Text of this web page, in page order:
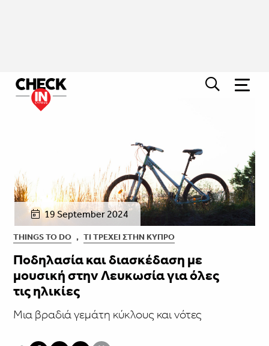
19 September 2024
THINGS TO DO , ΤΙ ΤΡΈΧΕΙ ΣΤΗΝ ΚΎΠΡΟ
Ποδηλασία και διασκέδαση με
μουσική στην Λευκωσία για όλες
τις ηλικίες
Μια βραδιά γεμάτη κύκλους και νότες